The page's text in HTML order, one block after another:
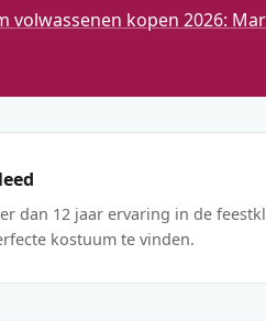
volwassenen kopen 2026:
dan 12 jaar ervaring in de
kostuum te vinden.